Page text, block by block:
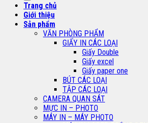
Trang chủ
Giới thiệu
Sản phẩm
VĂN PHÒNG PHẨM
GIẤY IN CÁC LOẠI
Giấy Double
Giấy excel
Giấy paper one
BÚT CÁC LOẠI
TẬP CÁC LOẠI
CAMERA QUAN SÁT
MỰC IN – PHOTO
MÁY IN – MÁY PHOTO